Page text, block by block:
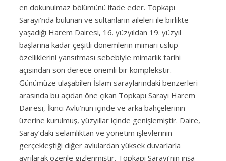
en dokunulmaz bölümünü ifade eder. Topkapı
Sarayı’nda bulunan ve sultanların aileleri ile birlikte
yaşadığı Harem Dairesi, 16. yüzyıldan 19. yüzyıl
başlarına kadar çeşitli dönemlerin mimari üslup
özelliklerini yansıtması sebebiyle mimarlık tarihi
açısından son derece önemli bir komplekstir.
Günümüze ulaşabilen İslam saraylarındaki benzerleri
arasında bu açıdan öne çıkan Topkapı Sarayı Harem
Dairesi, İkinci Avlu’nun içinde ve arka bahçelerinin
üzerine kurulmuş, yüzyıllar içinde genişlemiştir. Daire,
Saray’daki selamlıktan ve yönetim işlevlerinin
gerçekleştiği diğer avlulardan yüksek duvarlarla
ayrılarak özenle gizlenmiştir. Topkapı Sarayı’nın inşa